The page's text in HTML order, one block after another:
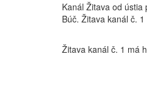
Kanál Žitava od
Búč. Žitava kanál č.
Žitava kanál č. 1 má